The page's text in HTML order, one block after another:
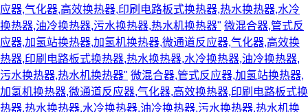
应器,气化器,高效换热器,印刷电路板式换热器,热水换热器,水冷
换热器,油冷换热器,污水换热器,热水机换热器" 微混合器,管式反
应器,加氢站换热器,加氢机换热器,微通道反应器,气化器,高效换
热器,印刷电路板式换热器,热水换热器,水冷换热器,油冷换热器,
污水换热器,热水机换热器" 微混合器,管式反应器,加氢站换热器,
加氢机换热器,微通道反应器,气化器,高效换热器,印刷电路板式换
热器,热水换热器,水冷换热器,油冷换热器,污水换热器,热水机换